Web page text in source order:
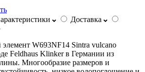
Доставка
W693NF14 Sintra vulcano
Feldhaus Klinker в Германии из
Многообразие размеров и